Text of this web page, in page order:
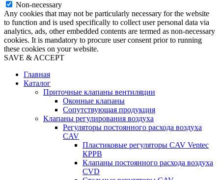
Non-necessary
Any cookies that may not be particularly necessary for the website
to function and is used specifically to collect user personal data via
analytics, ads, other embedded contents are termed as non-necessary
cookies. It is mandatory to procure user consent prior to running
these cookies on your website.
SAVE & ACCEPT
Главная
Каталог
Приточные клапаны вентиляции
Оконные клапаны
Сопутствующая продукция
Клапаны регулирования воздуха
Регуляторы постоянного расхода воздуха
CAV
Пластиковые регуляторы CAV Ventec
КРРВ
Клапаны постоянного расхода воздуха
CVD